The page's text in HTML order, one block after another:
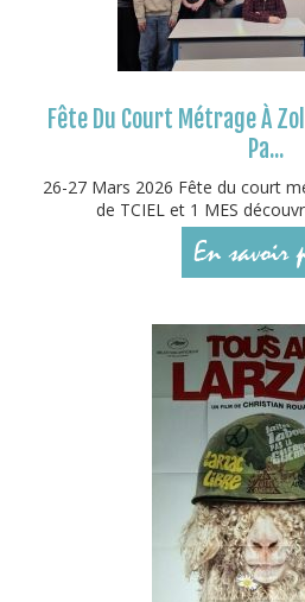
Fête Du Court Métrage À
Pa...
26-27 Mars 2026 Fête du court
de TCIEL et 1 MES
En savoir